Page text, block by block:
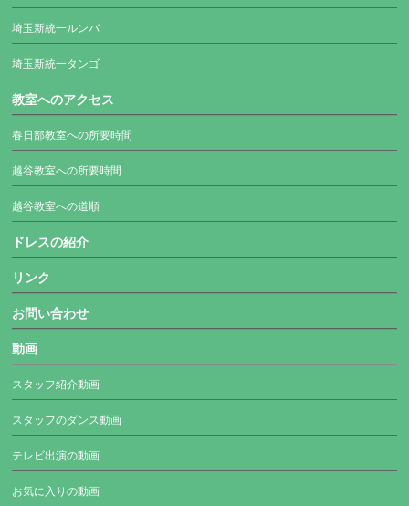
埼玉新統一ルンバ
埼玉新統一タンゴ
教室へのアクセス
春日部教室への所要時間
越谷教室への所要時間
越谷教室への道順
ドレスの紹介
リンク
お問い合わせ
動画
スタッフ紹介動画
スタッフのダンス動画
テレビ出演の動画
お気に入りの動画